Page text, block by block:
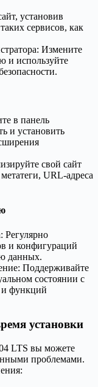
установив
сервисов, как
Измените
и используйте
в панель
и установить
свой сайт
URL-адреса
Регулярно
и конфигураций
данных.
Поддерживайте
состоянии с
функций
установки
LTS вы можете
проблемами.